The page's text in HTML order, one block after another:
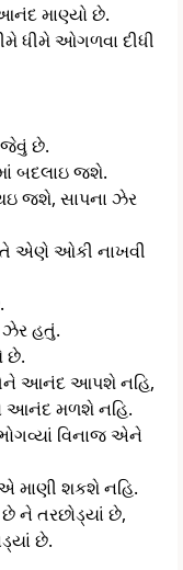
આનંદ માણ્યો છે.
ધીમે ઓગળવા દીધી
જેવું છે.
બદલાઇ જશે.
જશે, સાપના ઝેર
એણે ઓકી નાખવી
હતું.
છે.
આનંદ આપશે નહિ,
આનંદ મળશે નહિ.
વિનાજ એને
માણી શકશે નહિ.
ને તરછોડ્યાં છે,
છે.